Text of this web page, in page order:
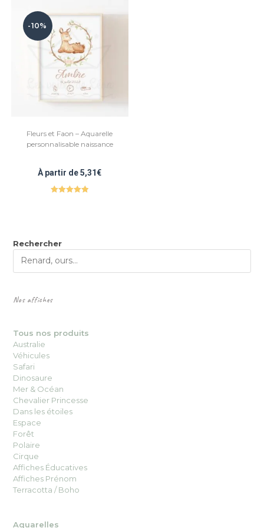
-10%
Fleurs et Faon – Aquarelle
personnalisable naissance
À partir de5,31€
Rechercher
Nos affiches
Tous nos produits
Australie
Véhicules
Safari
Dinosaure
Mer & Océan
Chevalier Princesse
Dans les étoiles
Espace
Forêt
Polaire
Cirque
Affiches Éducatives
Affiches Prénom
Terracotta / Boho
Aquarelles